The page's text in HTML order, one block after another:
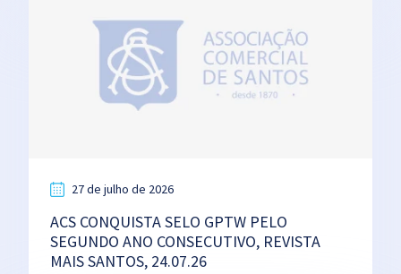
27 de julho de 2026
ACS CONQUISTA SELO GPTW PELO
SEGUNDO ANO CONSECUTIVO, REVISTA
MAIS SANTOS, 24.07.26